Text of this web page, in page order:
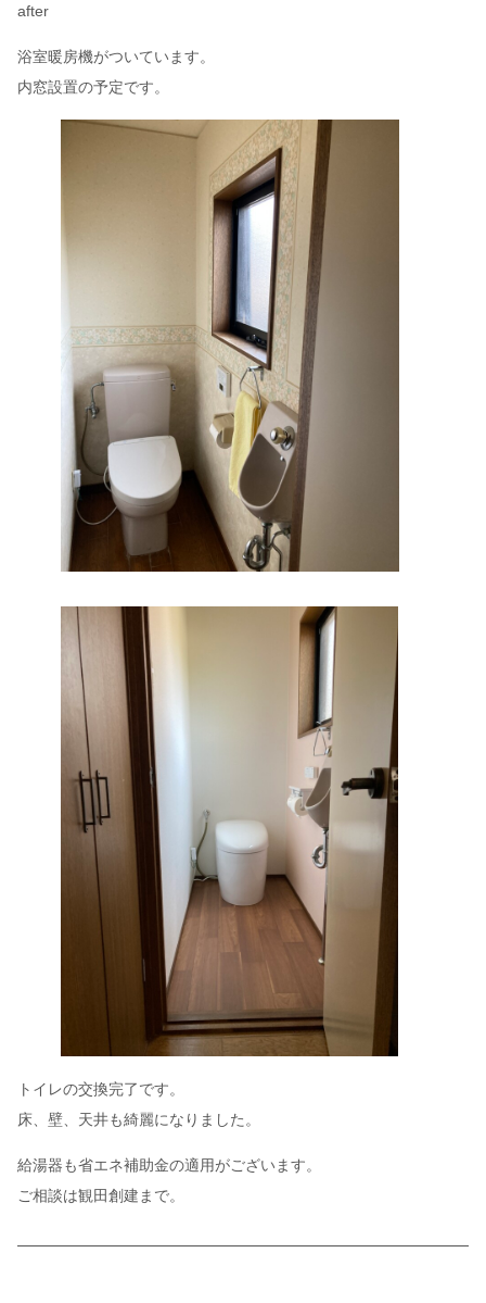
after
浴室暖房機がついています。
内窓設置の予定です。
トイレの交換完了です。
床、壁、天井も綺麗になりました。
給湯器も省エネ補助金の適用がございます。
ご相談は観田創建まで。